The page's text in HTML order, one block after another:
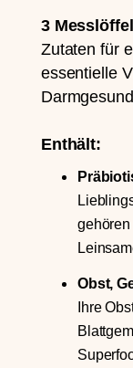
3
Zutaten für
essentielle
Enthält:
Obst,
Ihre